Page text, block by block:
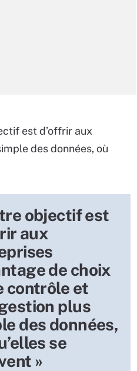
est d’offrir aux
des données, où
objectif est
aux
de choix
contrôle et
plus
des données,
se
»